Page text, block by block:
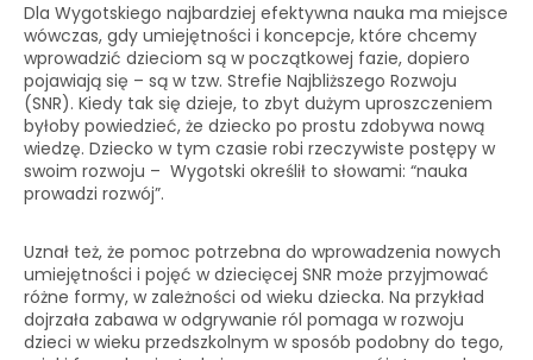
Dla Wygotskiego najbardziej efektywna nauka ma miejsce
wówczas, gdy umiejętności i koncepcje, które chcemy
wprowadzić dzieciom są w początkowej fazie, dopiero
pojawiają się – są w tzw. Strefie Najbliższego Rozwoju
(SNR). Kiedy tak się dzieje, to zbyt dużym uproszczeniem
byłoby powiedzieć, że dziecko po prostu zdobywa nową
wiedzę. Dziecko w tym czasie robi rzeczywiste postępy w
swoim rozwoju – Wygotski określił to słowami: “nauka
prowadzi rozwój”.
Uznał też, że pomoc potrzebna do wprowadzenia nowych
umiejętności i pojęć w dziecięcej SNR może przyjmować
różne formy, w zależności od wieku dziecka. Na przykład
dojrzała zabawa w odgrywanie ról pomaga w rozwoju
dzieci w wieku przedszkolnym w sposób podobny do tego,